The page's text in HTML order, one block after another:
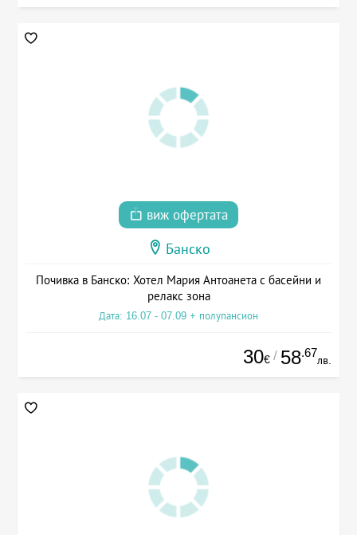
виж офертата
Банско
Почивка в Банско: Хотел Мария Антоанета с басейни и
релакс зона
Дата: 16.07 - 07.09 + полупансион
30€ / 58.67
лв.